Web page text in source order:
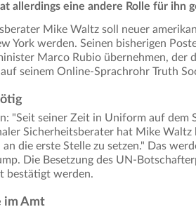
allerdings eine andere Rolle für ihn
Mike Waltz soll neuer
York werden. Seinen bisherigen
Marco Rubio übernehmen, der
seinem Online-Sprachrohr Truth
"Seit seiner Zeit in Uniform auf dem
Sicherheitsberater hat Mike
die erste Stelle zu setzen." Das
Die Besetzung des UN-
bestätigt werden.
im Amt